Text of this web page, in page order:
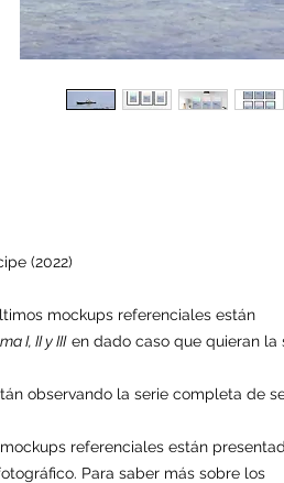
(2022)
mockups referenciales están
I, II y III en dado caso que quieran la
observando la serie completa de
referenciales están
Para saber más sobre los